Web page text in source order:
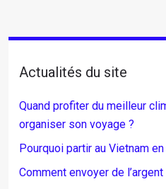
Actualités du site
Quand profiter du meilleur
organiser son voyage ?
Pourquoi partir au Vietnam
Comment envoyer de